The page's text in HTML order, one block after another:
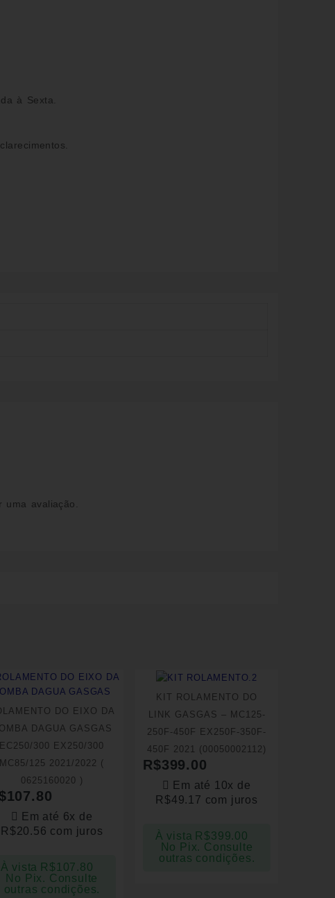
à Sexta.
avaliação.
DO EIXO DA
DAGUA GASGAS
EC250/300 EX250/300
MC85/125 2021/2022 (
0625160020 )
107.80
Em até 6x de
R$20.56 com juros
À vista R$ 107.80
No Pix. Consulte
outras condições.
KIT ROLAMENTO DO
LINK GASGAS – MC125-
250F-450F EX250F-350F-
450F 2021 (00050002112)
R$399.00
Em até 10x de
R$49.17 com juros
À vista R$399.00
No Pix. Consulte
outras condições.